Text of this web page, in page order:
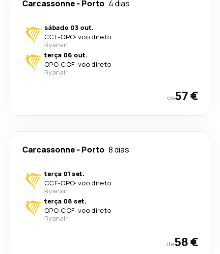
Carcassonne - Porto 4 dias
sábado 03 out.
CCF-OPO· voo direto
Ryanair
terça 06 out.
OPO-CCF· voo direto
Ryanair
de57 €
Carcassonne - Porto 8 dias
terça 01 set.
CCF-OPO· voo direto
Ryanair
terça 08 set.
OPO-CCF· voo direto
Ryanair
de58 €